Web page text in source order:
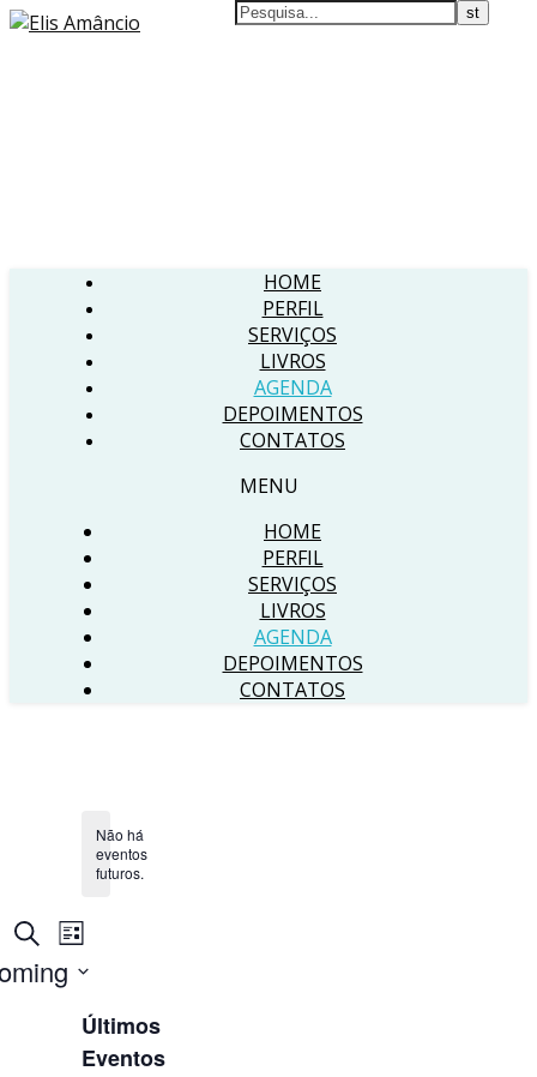
HOME
PERFIL
SERVIÇOS
LIVROS
AGENDA
DEPOIMENTOS
CONTATOS
MENU
HOME
PERFIL
SERVIÇOS
LIVROS
AGENDA
DEPOIMENTOS
CONTATOS
Não há
eventos
futuros.
Pesquisa
e
navegação
visuais
Procurar
eventos
Navegação
visual
List
Últimos
Eventos